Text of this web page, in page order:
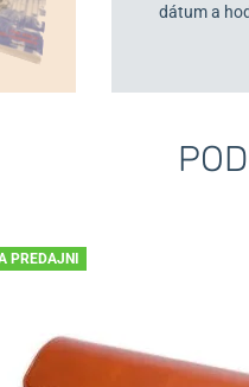
dátum a
PREDAJNI